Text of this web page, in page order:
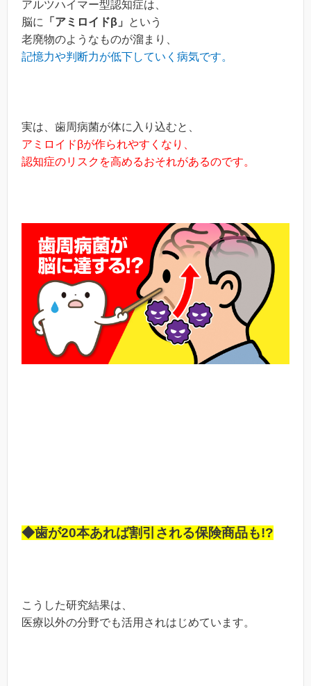
アルツハイマー型認知症は、
脳に
「アミロイドβ」
という
老廃物のようなものが溜まり、
記憶力や判断力が低下していく病気です。
実は、歯周病菌が体に入り込むと、
アミロイドβが作られやすくなり、
認知症のリスクを高めるおそれがあるのです。
◆歯が20本あれば割引される保険商品も!?
こうした研究結果は、
医療以外の分野でも活用されはじめています。